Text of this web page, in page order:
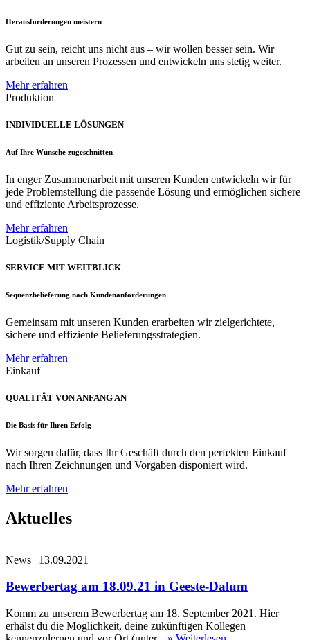
Herausforderungen meistern
Gut zu sein, reicht uns nicht aus – wir wollen besser sein. Wir
arbeiten an unseren Prozessen und entwickeln uns stetig weiter.
Mehr erfahren
Produktion
INDIVIDUELLE LÖSUNGEN
Auf Ihre Wünsche zugeschnitten
In enger Zusammenarbeit mit unseren Kunden entwickeln wir für
jede Problemstellung die passende Lösung und ermöglichen sichere
und effiziente Arbeitsprozesse.
Mehr erfahren
Logistik/Supply Chain
SERVICE MIT WEITBLICK
Sequenzbelieferung nach Kundenanforderungen
Gemeinsam mit unseren Kunden erarbeiten wir zielgerichtete,
sichere und effiziente Belieferungsstrategien.
Mehr erfahren
Einkauf
QUALITÄT VON ANFANG AN
Die Basis für Ihren Erfolg
Wir sorgen dafür, dass Ihr Geschäft durch den perfekten Einkauf
nach Ihren Zeichnungen und Vorgaben disponiert wird.
Mehr erfahren
Aktuelles
News | 13.09.2021
Bewerbertag am 18.09.21 in Geeste-Dalum
Komm zu unserem Bewerbertag am 18. September 2021. Hier
erhälst du die Möglichkeit, deine zukünftigen Kollegen